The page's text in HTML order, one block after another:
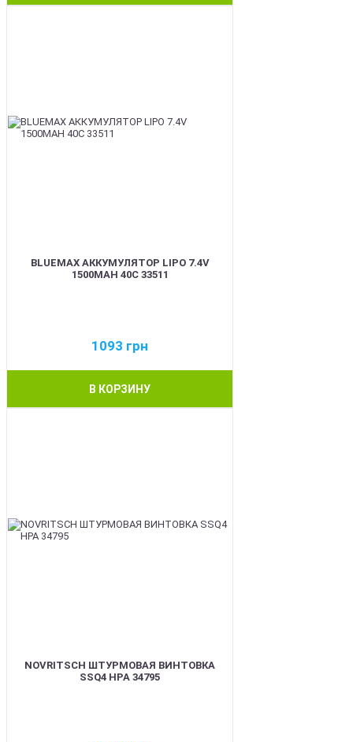
BLUEMAX АККУМУЛЯТОР LIPO 7.4V
1500MAH 40C 33511
1093 грн
В КОРЗИНУ
NOVRITSCH ШТУРМОВАЯ ВИНТОВКА
SSQ4 HPA 34795